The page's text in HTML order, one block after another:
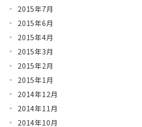
2015年7月
2015年6月
2015年4月
2015年3月
2015年2月
2015年1月
2014年12月
2014年11月
2014年10月